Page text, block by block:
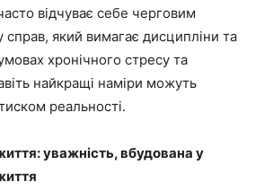
відчуває себе черговим
справ, який вимагає дисципліни та
хронічного стресу та
найкращі наміри можуть
реальності.
уважність, вбудована у